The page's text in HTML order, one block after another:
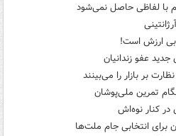
با لفاظی حاصل نمی‌شود
بی ارزش است!
عفو زندانیان
بر بازار را می‌بینند
تمرین ملی‌پوشان
کنار نوه‌اش